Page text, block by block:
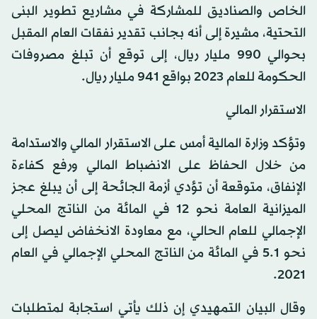
الخاص والصناديق للمشاركة في مشاريع تطوير البنى
التحتية، مشيرة إلى أنه بجانب تقدير نفقات العام المقبل
بحوالي 990 مليار ريال، إلى توقع أن تبلغ مصروفات
الحكومة للعام 2023 بواقع 941 مليار ريال.
الاستقرار المالي
وتؤكد وزارة المالية أمس على الاستقرار المالي والاستدامة
من خلال الحفاظ على الانضباط المالي ورفع كفاءة
الإنفاق، متوقعة أن تؤدي أزمة الجائحة إلى أن يبلغ عجز
الميزانية العامة نحو 12 في المائة من الناتج المحلي
الإجمالي للعام الحالي، مع معاودة الانخفاض ليصل إلى
نحو 5.1 في المائة من الناتج المحلي الإجمالي في العام
2021.
وقال البيان التمهيدي إن ذلك يأتي استجابة لمتطلبات